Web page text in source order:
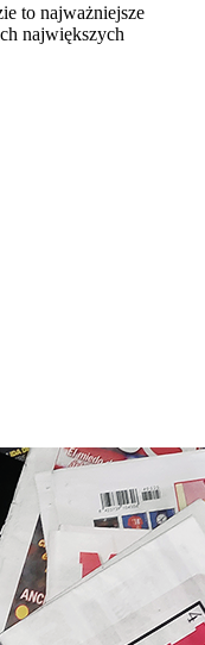
to najważniejsze
największych